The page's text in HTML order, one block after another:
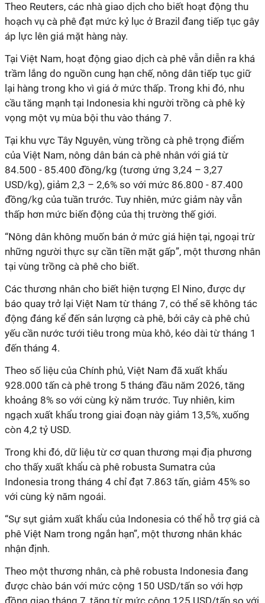
Theo Reuters, các nhà giao dịch cho biết hoạt động thu
hoạch vụ cà phê đạt mức kỷ lục ở Brazil đang tiếp tục gây
áp lực lên giá mặt hàng này.
Tại Việt Nam, hoạt động giao dịch cà phê vẫn diễn ra khá
trầm lắng do nguồn cung hạn chế, nông dân tiếp tục giữ
lại hàng trong kho vì giá ở mức thấp. Trong khi đó, nhu
cầu tăng mạnh tại Indonesia khi người trồng cà phê kỳ
vọng một vụ mùa bội thu vào tháng 7.
Tại khu vực Tây Nguyên, vùng trồng cà phê trọng điểm
của Việt Nam, nông dân bán cà phê nhân với giá từ
84.500 - 85.400 đồng/kg (tương ứng 3,24 – 3,27
USD/kg), giảm 2,3 – 2,6% so với mức 86.800 - 87.400
đồng/kg của tuần trước. Tuy nhiên, mức giảm này vẫn
thấp hơn mức biến động của thị trường thế giới.
“Nông dân không muốn bán ở mức giá hiện tại, ngoại trừ
những người thực sự cần tiền mặt gấp”, một thương nhân
tại vùng trồng cà phê cho biết.
Các thương nhân cho biết hiện tượng El Nino, được dự
báo quay trở lại Việt Nam từ tháng 7, có thể sẽ không tác
động đáng kể đến sản lượng cà phê, bởi cây cà phê chủ
yếu cần nước tưới tiêu trong mùa khô, kéo dài từ tháng 1
đến tháng 4.
Theo số liệu của Chính phủ, Việt Nam đã xuất khẩu
928.000 tấn cà phê trong 5 tháng đầu năm 2026, tăng
khoảng 8% so với cùng kỳ năm trước. Tuy nhiên, kim
ngạch xuất khẩu trong giai đoạn này giảm 13,5%, xuống
còn 4,2 tỷ USD.
Trong khi đó, dữ liệu từ cơ quan thương mại địa phương
cho thấy xuất khẩu cà phê robusta Sumatra của
Indonesia trong tháng 4 chỉ đạt 7.863 tấn, giảm 45% so
với cùng kỳ năm ngoái.
“Sự sụt giảm xuất khẩu của Indonesia có thể hỗ trợ giá cà
phê Việt Nam trong ngắn hạn”, một thương nhân khác
nhận định.
Theo một thương nhân, cà phê robusta Indonesia đang
được chào bán với mức cộng 150 USD/tấn so với hợp
đồng giao tháng 7, tăng từ mức cộng 125 USD/tấn so với